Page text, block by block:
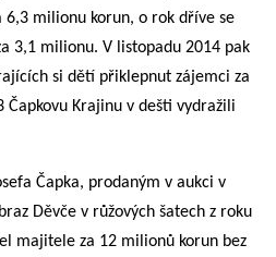
6,3 milionu korun, o rok dříve se
3,1 milionu. V listopadu 2014 pak
si dětí přiklepnut zájemci za
Krajinu v dešti vydražili
Čapka, prodaným v aukci v
Děvče v růžových šatech z roku
majitele za 12 milionů korun bez